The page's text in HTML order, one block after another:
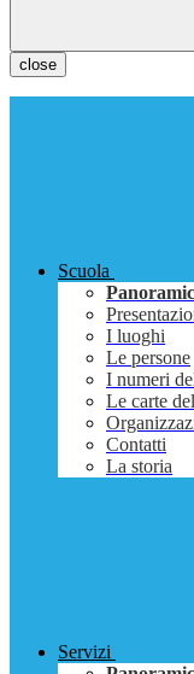
close
Scuola
I luoghi
Le persone
I numeri
Le carte
Contatti
La storia
Servizi